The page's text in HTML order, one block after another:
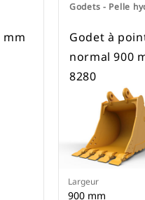
mm
Godets - Pelle
Godet à
normal 900
8280
Largeur
900 mm